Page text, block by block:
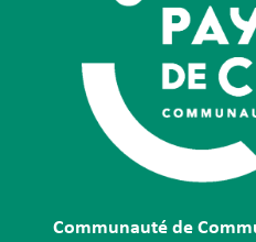
Communauté de